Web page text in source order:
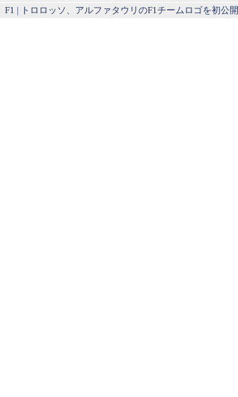
F1 | トロロッソ、アルファタウリのF1チームロゴを初公開